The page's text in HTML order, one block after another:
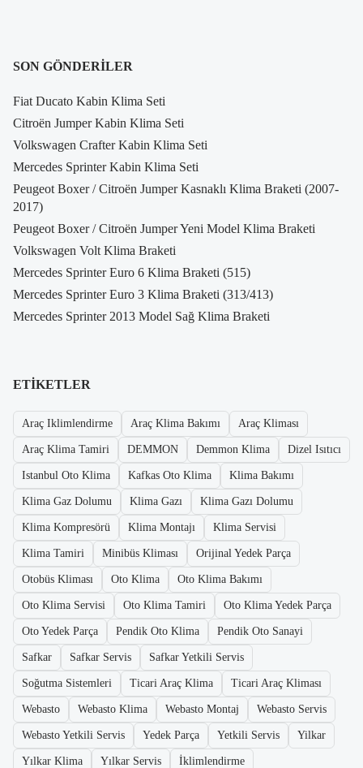
SON GÖNDERILER
Fiat Ducato Kabin Klima Seti
Citroën Jumper Kabin Klima Seti
Volkswagen Crafter Kabin Klima Seti
Mercedes Sprinter Kabin Klima Seti
Peugeot Boxer / Citroën Jumper Kasnaklı Klima Braketi (2007-
2017)
Peugeot Boxer / Citroën Jumper Yeni Model Klima Braketi
Volkswagen Volt Klima Braketi
Mercedes Sprinter Euro 6 Klima Braketi (515)
Mercedes Sprinter Euro 3 Klima Braketi (313/413)
Mercedes Sprinter 2013 Model Sağ Klima Braketi
ETIKETLER
Araç Iklimlendirme Araç Klima Bakımı Araç Kliması
Araç Klima Tamiri DEMMON Demmon Klima Dizel Isıtıcı
Istanbul Oto Klima Kafkas Oto Klima Klima Bakımı
Klima Gaz Dolumu Klima Gazı Klima Gazı Dolumu
Klima Kompresörü Klima Montajı Klima Servisi
Klima Tamiri Minibüs Kliması Orijinal Yedek Parça
Otobüs Kliması Oto Klima Oto Klima Bakımı
Oto Klima Servisi Oto Klima Tamiri Oto Klima Yedek Parça
Oto Yedek Parça Pendik Oto Klima Pendik Oto Sanayi
Safkar Safkar Servis Safkar Yetkili Servis
Soğutma Sistemleri Ticari Araç Klima Ticari Araç Kliması
Webasto Webasto Klima Webasto Montaj Webasto Servis
Webasto Yetkili Servis Yedek Parça Yetkili Servis Yilkar
Yılkar Klima Yılkar Servis İklimlendirme